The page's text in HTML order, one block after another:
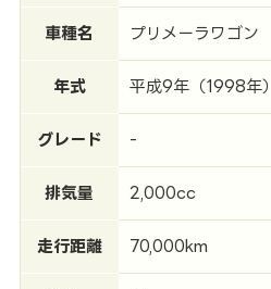
車種名 プリメーラワゴン
年式 平成9年（1998年）
グレード -
排気量 2,000cc
走行距離 70,000km